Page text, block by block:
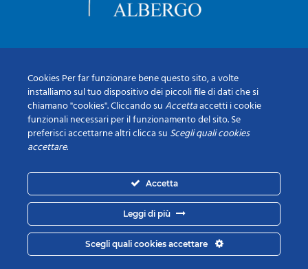
Cookies Per far funzionare bene questo sito, a volte
installiamo sul tuo dispositivo dei piccoli file di dati che si
chiamano "cookies". Cliccando suAccettaaccetti i cookie
funzionali necessari per il funzionamento del sito. Se
preferisci accettarne altri clicca su Scegli quali cookies
accettare.
Accetta
Leggi di più
Scegli quali cookies accettare